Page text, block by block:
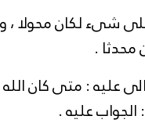
شىء لكان محولا
.
عليه : متى كان
عليه .